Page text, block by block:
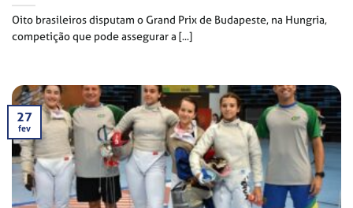
Oito brasileiros disputam o Grand Prix de Budapeste, na Hungria,
competição que pode assegurar a [...]
27
fev